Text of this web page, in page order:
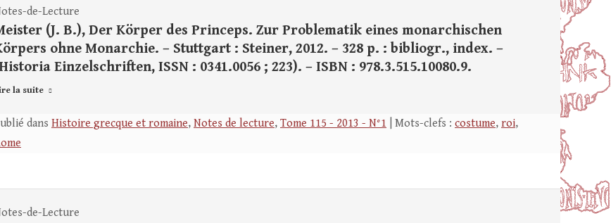
de-Lecture
(J. B.), Der Körper des Princeps. Zur Problematik eines monarchischen
ohne Monarchie. – Stuttgart : Steiner, 2012. – 328 p. : bibliogr., index. –
Einzelschriften, ISSN : 0341.0056 ; 223). – ISBN : 978.3.515.10080.9.
la suite
dans Histoire grecque et romaine, Notes de lecture, Tome 115 - 2013 - N°1 | Mots-clefs : costume, roi,
de-Lecture